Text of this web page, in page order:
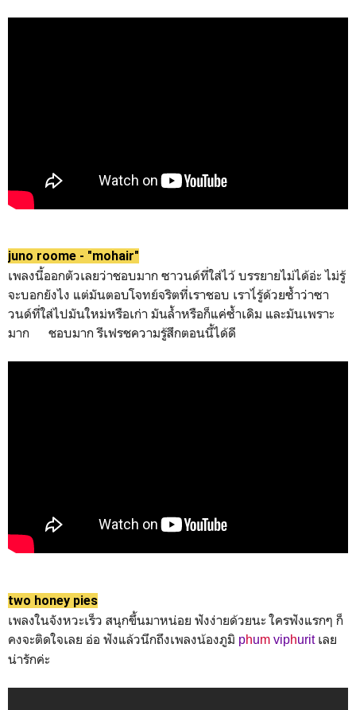
juno roome - "mohair"
เพลงนี้ออกตัวเลยว่าชอบมาก ซาวนด์ที่ใส่ไว้ บรรยายไม่ได้อ่ะ ไม่รู้
จะบอกยังไง แต่มันตอบโจทย์จริตที่เราชอบ เราไ่รู้ด้วยซ้ำว่าซา
วนด์ที่ใส่ไปมันใหม่หรือเก่า มันล้ำหรือก็แค่ซ้ำเดิม และมันเพราะ
มาก ชอบมาก รีเฟรชความรู้สึกตอนนี้ได้ดี
two honey pies
เพลงในจังหวะเร็ว สนุกขึ้นมาหน่อย ฟังง่ายด้วยนะ ใครฟังแรกๆ ก็
คงจะติดใจเลย อ่อ ฟังแล้วนึกถึงเพลงน้องภูมิ phum viphuritเลย
น่ารักค่ะ